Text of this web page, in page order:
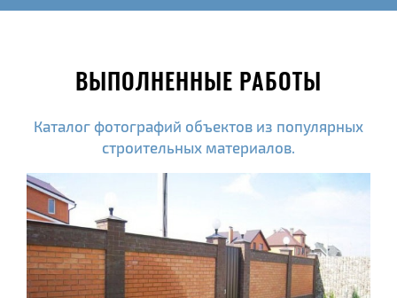
ВЫПОЛНЕННЫЕ РАБОТЫ
Каталог фотографий объектов из популярных
строительных материалов.